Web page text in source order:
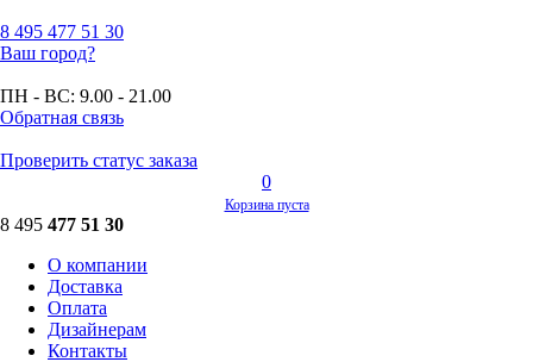
8 495 477 51 30
Ваш город?
ПН - ВС: 9.00 - 21.00
Обратная связь
Проверить статус заказа
0
Корзина пуста
8 495 477 51 30
О компании
Доставка
Оплата
Дизайнерам
Контакты